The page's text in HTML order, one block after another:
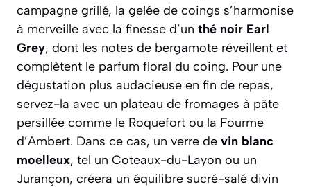
campagne grillé, la gelée de coings s’harmonise
à merveille avec la finesse d’un thé noir Earl
Grey, dont les notes de bergamote réveillent et
complètent le parfum floral du coing. Pour une
dégustation plus audacieuse en fin de repas,
servez-la avec un plateau de fromages à pâte
persillée comme le Roquefort ou la Fourme
d’Ambert. Dans ce cas, un verre de vin blanc
moelleux, tel un Coteaux-du-Layon ou un
Jurançon, créera un équilibre sucré-salé divin